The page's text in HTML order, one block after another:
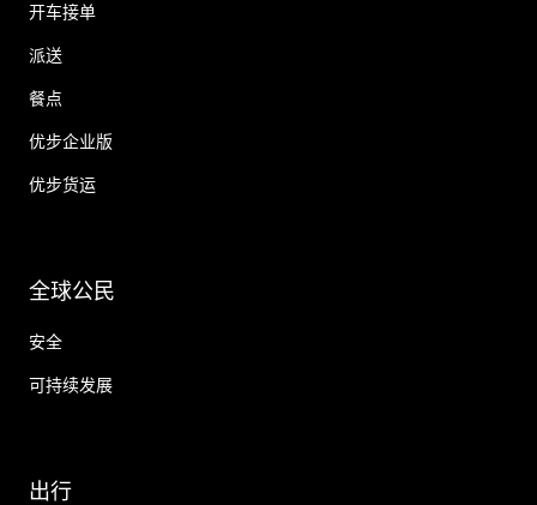
开车接单
派送
餐点
优步企业版
优步货运
全球公民
安全
可持续发展
出行